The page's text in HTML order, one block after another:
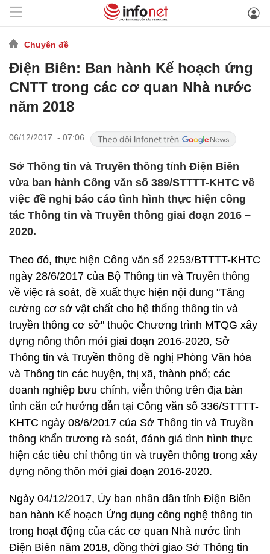
Chuyên đề
Điện Biên: Ban hành Kế hoạch ứng
CNTT trong các cơ quan Nhà nước
năm 2018
06/12/2017 - 07:06
Sở Thông tin và Truyền thông tỉnh Điện Biên
vừa ban hành Công văn số 389/STTTT-KHTC về
việc đề nghị báo cáo tình hình thực hiện công
tác Thông tin và Truyền thông giai đoạn 2016 –
2020.
Theo đó, thực hiện Công văn số 2253/BTTTT-KHTC
ngày 28/6/2017 của Bộ Thông tin và Truyền thông
về việc rà soát, đề xuất thực hiện nội dung "Tăng
cường cơ sở vật chất cho hệ thống thông tin và
truyền thông cơ sở" thuộc Chương trình MTQG xây
dựng nông thôn mới giai đoạn 2016-2020, Sở
Thông tin và Truyền thông đề nghị Phòng Văn hóa
và Thông tin các huyện, thị xã, thành phố; các
doanh nghiệp bưu chính, viễn thông trên địa bàn
tỉnh căn cứ hướng dẫn tại Công văn số 336/STTTT-
KHTC ngày 08/6/2017 của Sở Thông tin và Truyền
thông khẩn trương rà soát, đánh giá tình hình thực
hiện các tiêu chí thông tin và truyền thông trong xây
dựng nông thôn mới giai đoạn 2016-2020.
Ngày 04/12/2017, Ủy ban nhân dân tỉnh Điện Biên
ban hành Kế hoạch Ứng dụng công nghệ thông tin
trong hoạt động của các cơ quan Nhà nước tỉnh
Điện Biên năm 2018, đồng thời giao Sở Thông tin